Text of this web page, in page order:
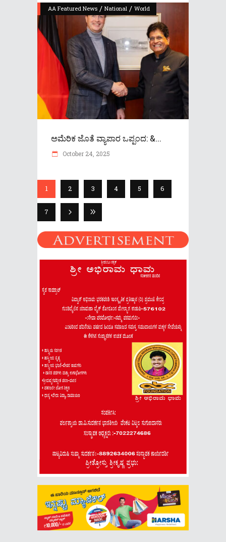
AA Featured News / National / World
ಅಮೆರಿಕ ಜೊತೆ ವ್ಯಾಪಾರ ಒಪ್ಪಂದ: &...
October 24, 2025
1 2 3 4 5 6
7